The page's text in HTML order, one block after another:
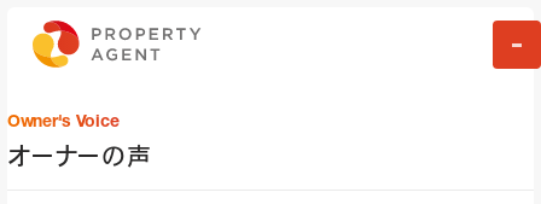
Owner's Voice
オーナーの声